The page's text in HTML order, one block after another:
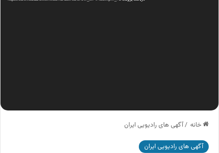
خانه /آگهی های رادیویی ایران
آگهی های رادیویی ایران